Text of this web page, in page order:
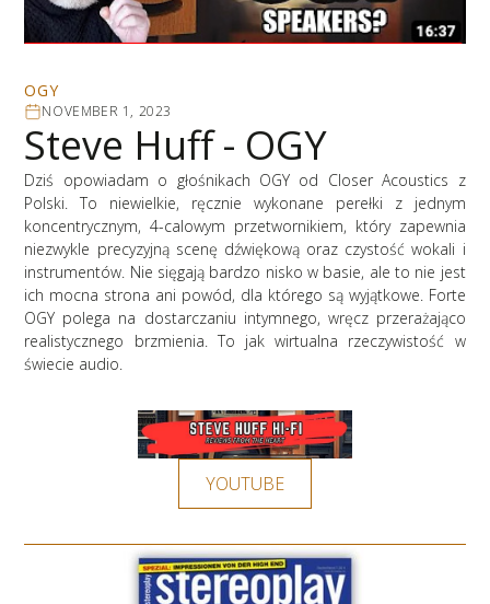
OGY
NOVEMBER 1, 2023
Steve Huff - OGY
Dziś opowiadam o głośnikach OGY od Closer Acoustics z
Polski. To niewielkie, ręcznie wykonane perełki z jednym
koncentrycznym, 4-calowym przetwornikiem, który zapewnia
niezwykle precyzyjną scenę dźwiękową oraz czystość wokali i
instrumentów. Nie sięgają bardzo nisko w basie, ale to nie jest
ich mocna strona ani powód, dla którego są wyjątkowe. Forte
OGY polega na dostarczaniu intymnego, wręcz przerażająco
realistycznego brzmienia. To jak wirtualna rzeczywistość w
świecie audio.
YOUTUBE